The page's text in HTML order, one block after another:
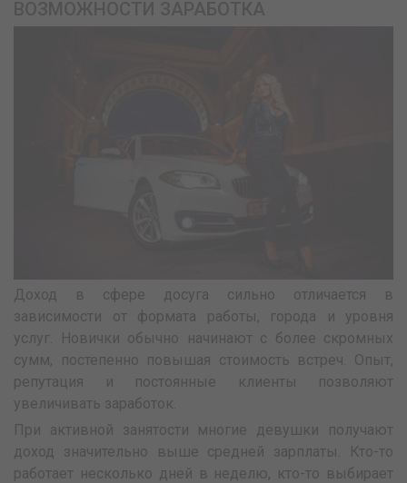
Доход в сфере досуга сильно отличается в
зависимости от формата работы, города и уровня
услуг. Новички обычно начинают с более скромных
сумм, постепенно повышая стоимость встреч. Опыт,
репутация и постоянные клиенты позволяют
увеличивать заработок.
При активной занятости многие девушки получают
доход значительно выше средней зарплаты. Кто-то
работает несколько дней в неделю, кто-то выбирает